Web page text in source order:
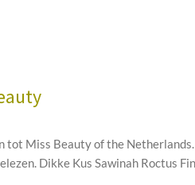
Miss Beauty of the
Dikke Kus Sawinah Roctus